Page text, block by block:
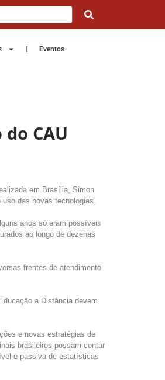
Eventos
CAU
em Brasília, Simon
das novas tecnologias.
anos só eram possíveis
ao longo de dezenas
frentes de atendimento
a Distância devem
e novas estratégias de
brasileiros possam contar
e passiva de estatísticas